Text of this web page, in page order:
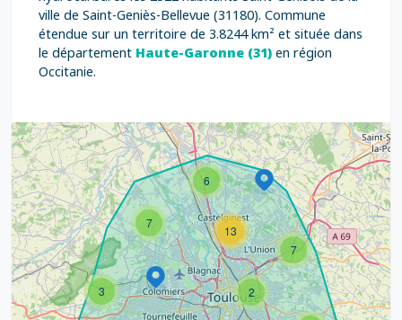
ville de Saint-Geniès-Bellevue (31180). Commune
étendue sur un territoire de 3.8244 km² et située dans
le département Haute-Garonne (31) en région
Occitanie.
3 2
7
7
6
13